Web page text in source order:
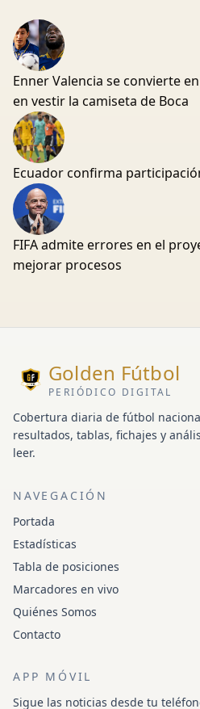
Enner Valencia se convierte
en vestir la camiseta de Boca
Ecuador confirma
FIFA admite errores en el
mejorar procesos
Golden Fútbol
PERIÓDICO DIGITAL
Cobertura diaria de fútbol
resultados, tablas, fichajes y
leer.
NAVEGACIÓN
Portada
Estadísticas
Tabla de posiciones
Marcadores en vivo
Quiénes Somos
Contacto
APP MÓVIL
Sigue las noticias desde tu